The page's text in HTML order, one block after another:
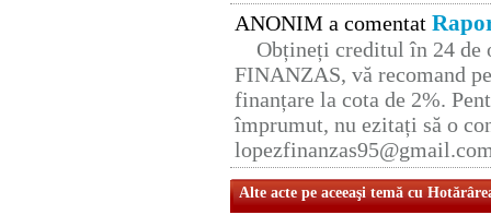
ANONIM a comentat
Obțineți creditul în 24 de
FINANZAS, vă recomand
finanțare la cota de 2%.
împrumut, nu ezitați să o
Alte acte pe aceeaşi temă cu